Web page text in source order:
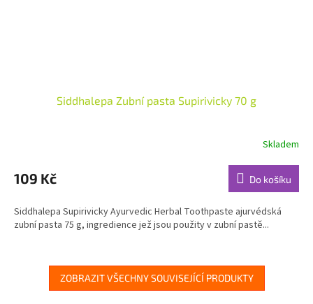
Siddhalepa Zubní pasta Supirivicky 70 g
produktu
je
z
5
Skladem
109 Kč Do košíku
Siddhalepa Supirivicky Ayurvedic Herbal Toothpaste ajurvédská
zubní pasta 75 g, ingredience jež jsou použity v zubní pastě...
ZOBRAZIT VŠECHNY SOUVISEJÍCÍ PRODUKTY